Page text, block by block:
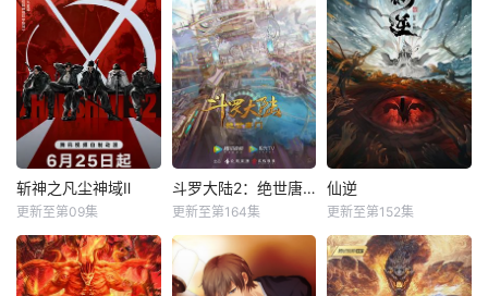
斩神之凡尘神域Ⅱ
更新至第09集
斗罗大陆2：绝世唐门
更新至第164集
仙逆
更新至第152集